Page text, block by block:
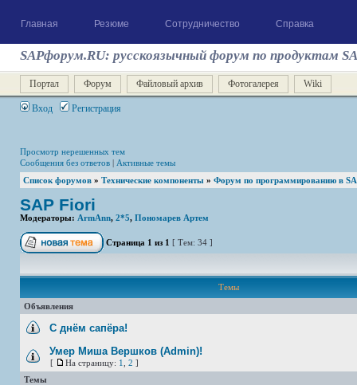
Главная Резюме Сотрудничество Справка
SAPфорум.RU: русскоязычный форум по продуктам
Портал Форум Файловый архив Фотогалерея Wiki
Вход Регистрация
Просмотр нерешенных тем
Сообщения без ответов | Активные темы
Список форумов » Технические компоненты » Форум по программированию в
SAP Fiori
Модераторы: ArmAnn, 2*5, Пономарев Артем
Страница 1 из 1 [ Тем: 34 ]
Темы
Объявления
С днём сапёра!
Умер Миша Вершков (Admin)!
[ На страницу: 1 2 ]
Темы